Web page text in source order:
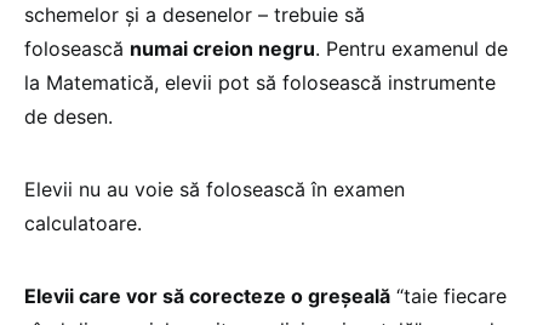
schemelor și a desenelor – trebuie să
folosească numai creion negru. Pentru examenul de
la Matematică, elevii pot să folosească instrumente
de desen.
Elevii nu au voie să folosească în examen
calculatoare.
Elevii care vor să corecteze o greșeală “taie fiecare